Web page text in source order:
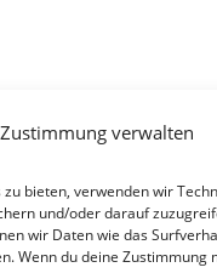
Zustimmung verwalten
bieten, verwenden wir
und/oder darauf
wir Daten wie das
Wenn du deine Zustimmung
Gelb/Rot
Rot
1
1
1 1